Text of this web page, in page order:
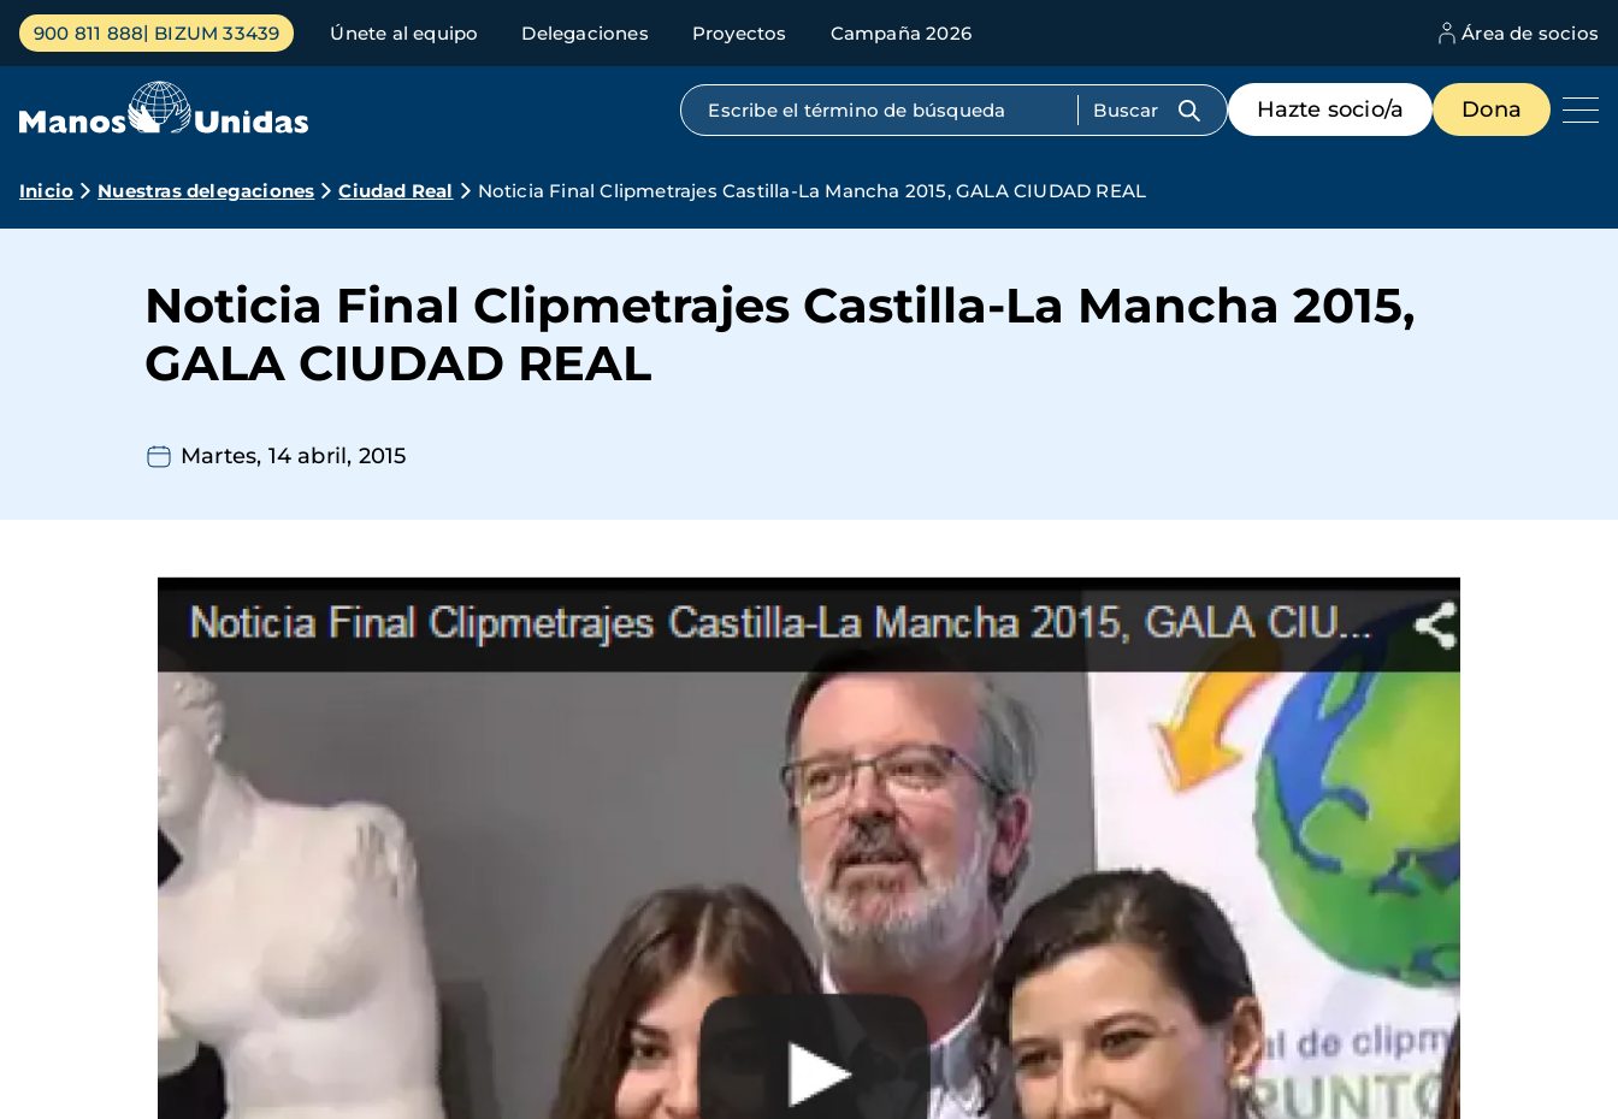
Pasar
contenido
Menú
principal
900 811 888 BIZUM 33439 Únete al equipo Delegaciones Proyectos Campaña 2026 Área de socios
Búsqueda por texto completo
Menú
de
destacados
Hazte socio/a Dona
Ruta
navegación
Inicio Nuestras delegaciones Ciudad Real Noticia Final Clipmetrajes Castilla-La Mancha 2015, GALA CIUDAD REAL
Noticia Final Clipmetrajes Castilla-La Mancha 2015,
GALA CIUDAD REAL
Martes, 14 abril, 2015